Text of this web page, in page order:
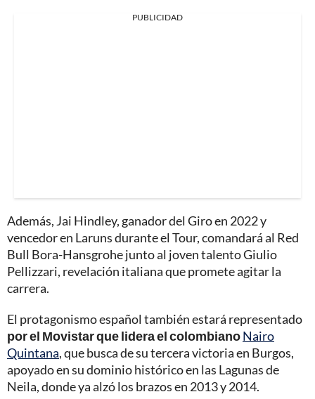
PUBLICIDAD
Además, Jai Hindley, ganador del Giro en 2022 y
vencedor en Laruns durante el Tour, comandará al Red
Bull Bora-Hansgrohe junto al joven talento Giulio
Pellizzari, revelación italiana que promete agitar la
carrera.
El protagonismo español también estará representado
por el Movistar que lidera el colombianoNairo
Quintana, que busca de su tercera victoria en Burgos,
apoyado en su dominio histórico en las Lagunas de
Neila, donde ya alzó los brazos en 2013 y 2014.